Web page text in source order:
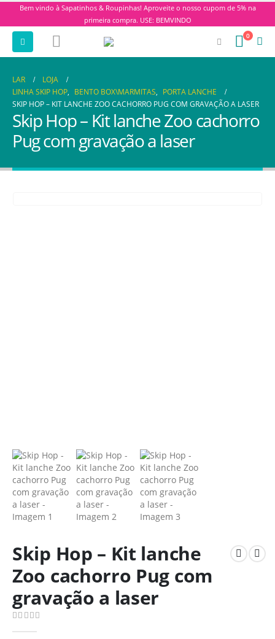
Bem vindo à Sapatinhos & Roupinhas! Aproveite o nosso cupom de 5% na
primeira compra. USE: BEMVINDO
0
LAR
LOJA
LINHA SKIP HOP, BENTO BOX\MARMITAS, PORTA LANCHE
SKIP HOP – KIT LANCHE ZOO CACHORRO PUG COM GRAVAÇÃO A LASER
Skip Hop – Kit lanche Zoo cachorro
Pug com gravação a laser
Skip Hop – Kit lanche
Zoo cachorro Pug com
gravação a laser